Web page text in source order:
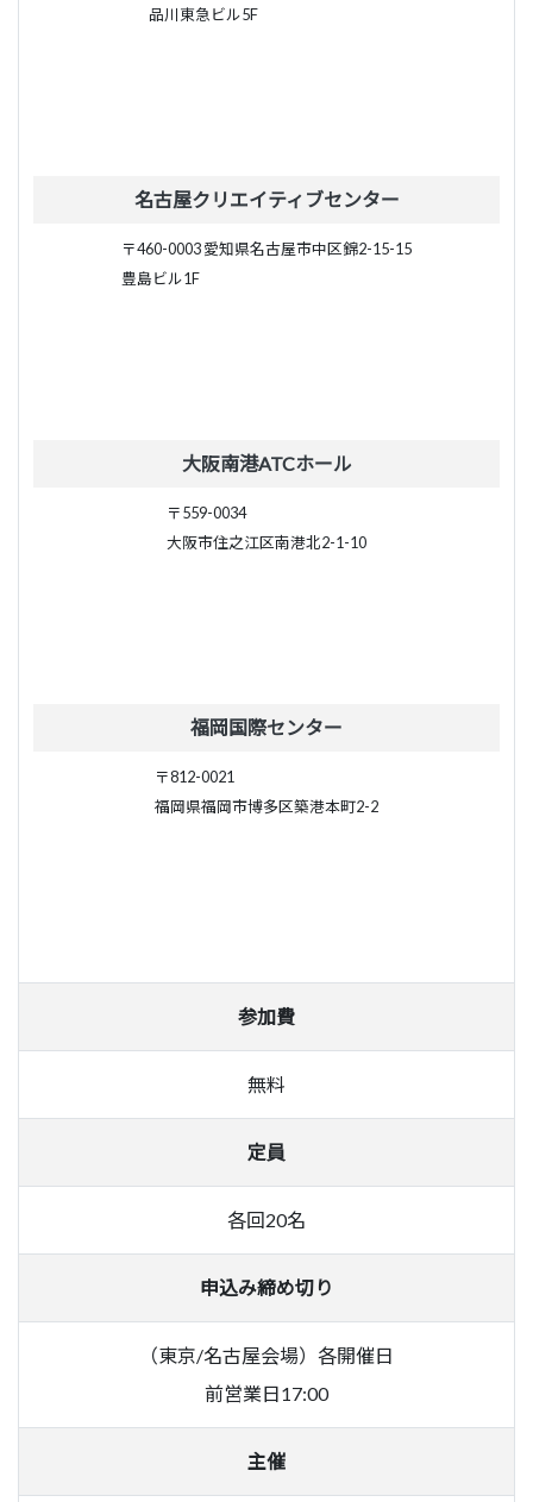
品川東急ビル5F
名古屋クリエイティブセンター
〒460-0003 愛知県名古屋市中区錦2-15-15
豊島ビル1F
大阪南港ATCホール
〒559-0034
大阪市住之江区南港北2-1-10
福岡国際センター
〒812-0021
福岡県福岡市博多区築港本町2-2
参加費
無料
定員
各回20名
申込み締め切り
（東京/名古屋会場）各開催日
前営業日17:00
主催